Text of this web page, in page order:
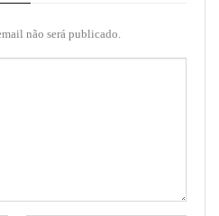
não será publicado.